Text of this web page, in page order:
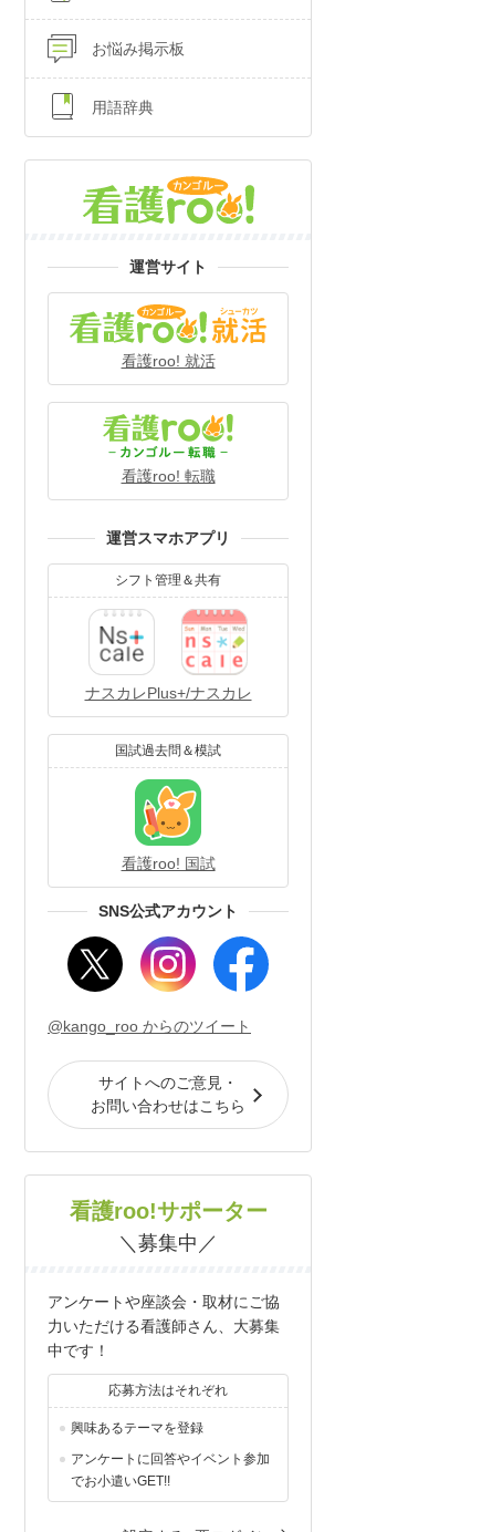
お悩み掲示板
用語辞典
運営サイト
看護roo! 就活
看護roo! 転職
運営スマホアプリ
シフト管理＆共有
ナスカレPlus+/ナスカレ
国試過去問＆模試
看護roo! 国試
SNS公式アカウント
@kango_roo からのツイート
サイトへのご意見・
お問い合わせはこちら
看護roo!サポーター
＼募集中／
アンケートや座談会・取材にご協
力いただける看護師さん、大募集
中です！
応募方法はそれぞれ
興味あるテーマを登録
アンケートに回答やイベント参加
でお小遣いGET!!